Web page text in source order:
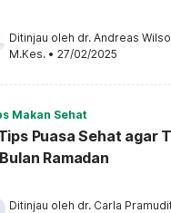
Ditinjau oleh dr. Andreas
M.Kes. • 27/02/2025
Makan Sehat
Puasa Sehat agar
Ramadan
Ditinjau oleh dr. Carla